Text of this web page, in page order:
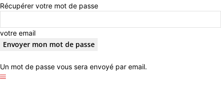
Récupérer votre mot de passe
votre email
Un mot de passe vous sera envoyé par email.